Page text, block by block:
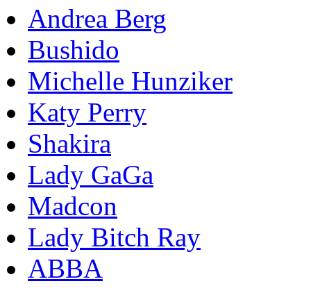
Andrea Berg
Bushido
Michelle Hunziker
Katy Perry
Shakira
Lady GaGa
Madcon
Lady Bitch Ray
ABBA